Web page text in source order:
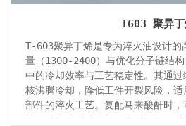
T603 聚异丁
T-603聚异丁烯是专为淬火油设计的
量（1300-2400）与优化分子链结
中的冷却效率与工艺稳定性。其通
核沸腾冷却，降低工件开裂风险，
部件的淬火工艺。复配马来酸酐时
性，减少油膜残留与回火“花斑”。